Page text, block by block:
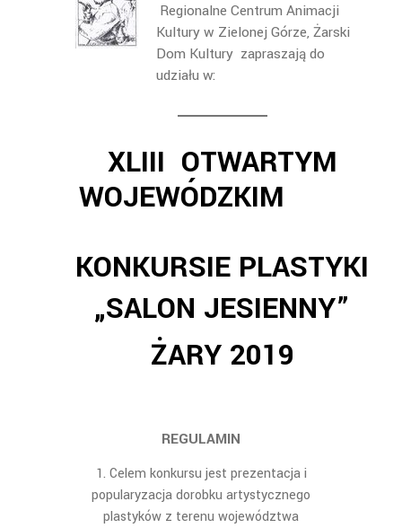
Regionalne Centrum Animacji
Kultury w Zielonej Górze, Żarski
Dom Kultury zapraszają do
udziału w:
XLIII OTWARTYM
WOJEWÓDZKIM
KONKURSIE PLASTYKI
„SALON JESIENNY”
ŻARY 2019
REGULAMIN
Celem konkursu jest prezentacja i
popularyzacja dorobku artystycznego
plastyków z terenu województwa